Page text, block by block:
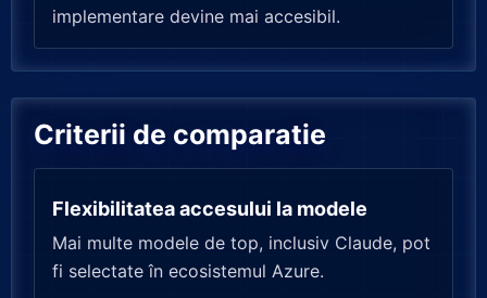
implementare devine mai accesibil.
Criterii de comparatie
Flexibilitatea accesului la modele
Mai multe modele de top, inclusiv Claude, pot
fi selectate în ecosistemul Azure.